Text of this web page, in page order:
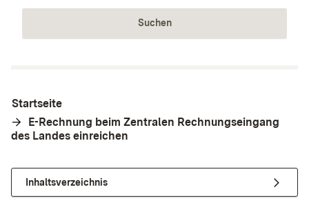
Suchen
Startseite
E-Rechnung beim Zentralen Rechnungseingang
des Landes einreichen
Inhaltsverzeichnis